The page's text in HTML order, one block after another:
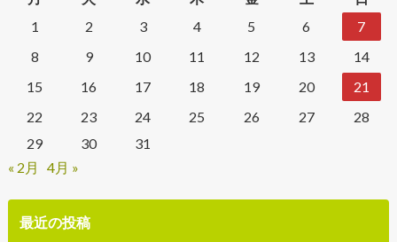
1
2 3 4 5 6
7
8
9 10 11 12 13
14
15
16 17 18 19 20
21
22
23 24 25 26 27
28
29
30
31
« 2月
4月 »
最近の投稿